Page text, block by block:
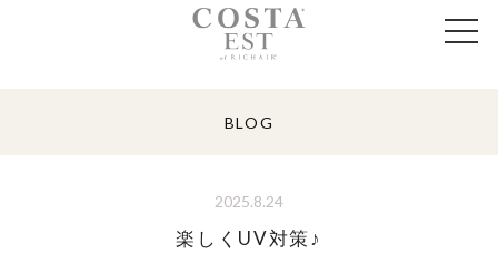
BLOG
2025.8.24
楽しくUV対策♪